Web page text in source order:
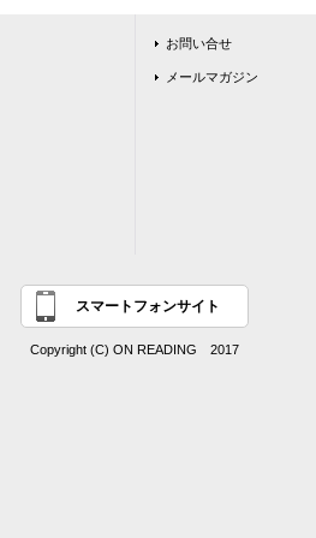
お問い合せ
メールマガジン
スマートフォンサイト
Copyright (C) ON READING 2017